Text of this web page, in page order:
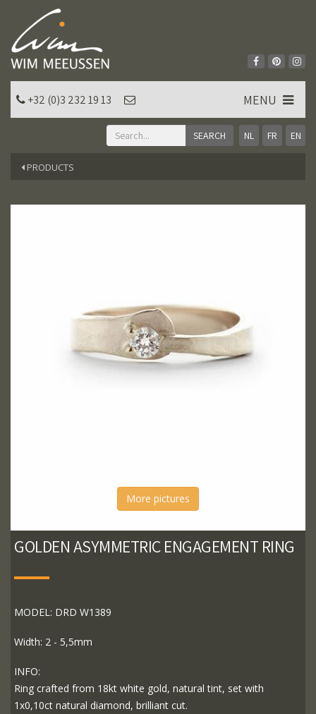
NL FR EN
+32 (0)3 232 19 13 MENU
PRODUCTS
More pictures
GOLDEN ASYMMETRIC ENGAGEMENT RING
MODEL: DRD W1389
Width: 2 - 5,5mm
INFO:
Ring crafted from 18kt white gold, natural tint, set with
1x0,10ct natural diamond, brilliant cut.